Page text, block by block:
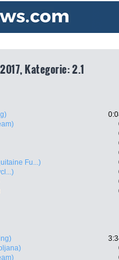
Kategorie: 2.1
Fu...)